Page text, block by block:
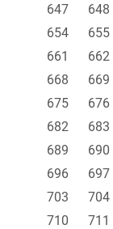
647
648
654
655
661
662
668
669
675
676
682
683
689
690
696
697
703
704
710
711